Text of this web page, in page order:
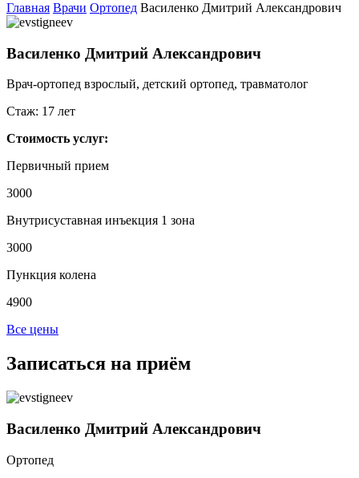
Главная Врачи Ортопед Василенко Дмитрий Александрович
Василенко Дмитрий Александрович
Врач-ортопед взрослый, детский ортопед, травматолог
Стаж: 17 лет
Стоимость услуг:
Первичный прием
3000
Внутрисуставная инъекция 1 зона
3000
Пункция колена
4900
Все цены
Записаться на приём
Василенко Дмитрий Александрович
Ортопед